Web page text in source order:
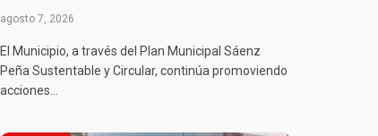
agosto 7, 2026
El Municipio, a través del Plan Municipal Sáenz
Peña Sustentable y Circular, continúa promoviendo
acciones…